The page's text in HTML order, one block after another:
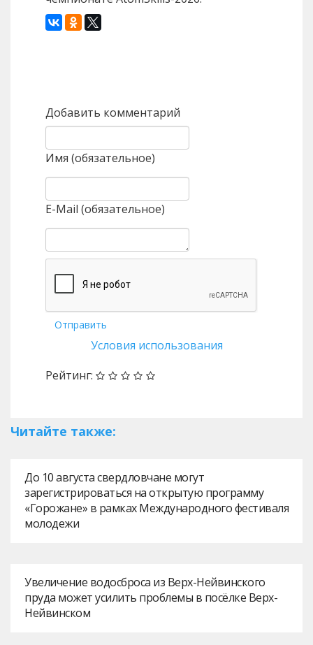
Добавить комментарий
Имя (обязательное)
E-Mail (обязательное)
Отправить
Условия использования
Рейтинг:
Читайте также:
До 10 августа свердловчане могут
зарегистрироваться на открытую программу
«Горожане» в рамках Международного фестиваля
молодежи
Увеличение водосброса из Верх-Нейвинского
пруда может усилить проблемы в посёлке Верх-
Нейвинском